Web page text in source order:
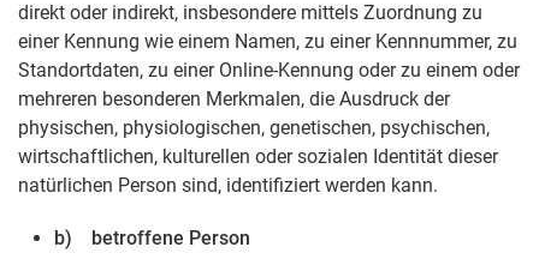
direkt oder indirekt, insbesondere mittels Zuordnung zu
einer Kennung wie einem Namen, zu einer Kennnummer, zu
Standortdaten, zu einer Online-Kennung oder zu einem oder
mehreren besonderen Merkmalen, die Ausdruck der
physischen, physiologischen, genetischen, psychischen,
wirtschaftlichen, kulturellen oder sozialen Identität dieser
natürlichen Person sind, identifiziert werden kann.
b) betroffene Person